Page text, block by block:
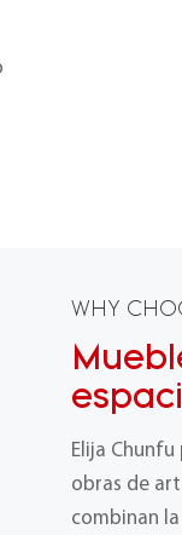
WHY
Elija
obras de
combinan